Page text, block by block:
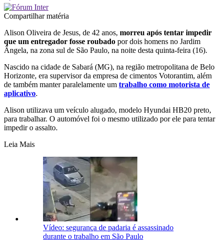
Compartilhar matéria
Alison Oliveira de Jesus, de 42 anos, morreu após tentar impedir
que um entregador fosse roubado por dois homens no Jardim
Ângela, na zona sul de São Paulo, na noite desta quinta-feira (16).
Nascido na cidade de Sabará (MG), na região metropolitana de Belo
Horizonte, era supervisor da empresa de cimentos Votorantim, além
de também manter paralelamente um trabalho como motorista de
aplicativo.
Alison utilizava um veículo alugado, modelo Hyundai HB20 preto,
para trabalhar. O automóvel foi o mesmo utilizado por ele para tentar
impedir o assalto.
Leia Mais
Vídeo: segurança de padaria é assassinado
durante o trabalho em São Paulo